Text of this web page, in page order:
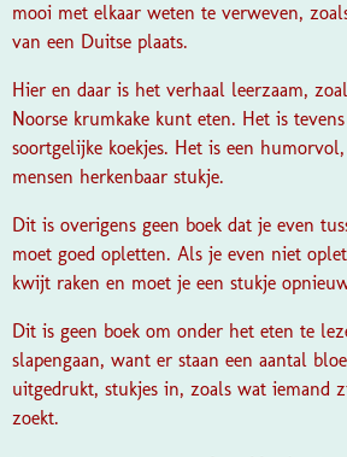
mooi met elkaar weten te verweven,
van een Duitse plaats.
Hier en daar is het verhaal leerzaam,
Noorse krumkake kunt eten. Het is
soortgelijke koekjes. Het is een
mensen herkenbaar stukje.
Dit is overigens geen boek dat je even
moet goed opletten. Als je even niet
kwijt raken en moet je een stukje
Dit is geen boek om onder het eten te
slapengaan, want er staan een aantal
uitgedrukt, stukjes in, zoals wat iemand
zoekt.